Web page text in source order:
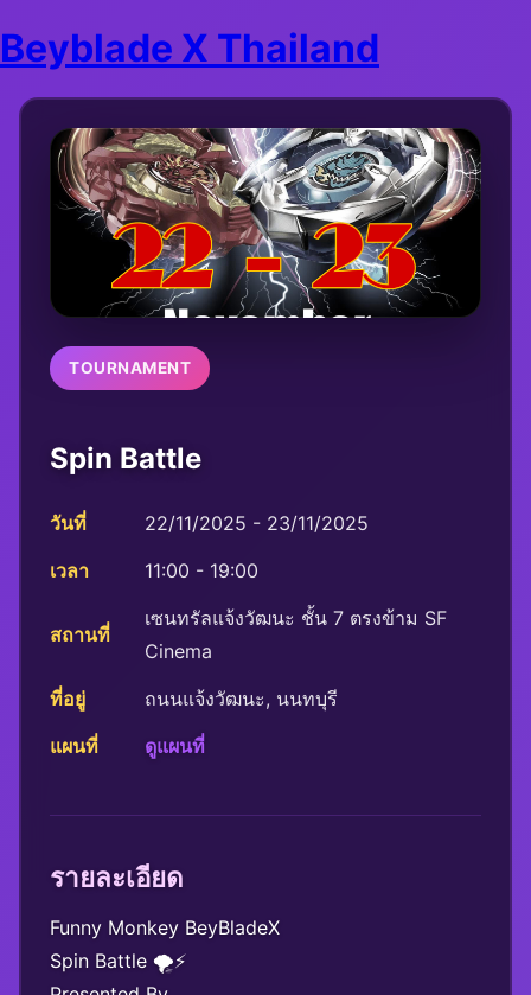
Beyblade X Thailand
TOURNAMENT
Spin Battle
วันที่
22/11/2025 - 23/11/2025
เวลา
11:00 - 19:00
สถานที่
เซนทรัลแจ้งวัฒนะ ชั้น 7 ตรงข้าม SF
Cinema
ที่อยู่
ถนนแจ้งวัฒนะ, นนทบุรี
แผนที่
ดูแผนที่
รายละเอียด
Funny Monkey BeyBladeX
Spin Battle 🌪️⚡️